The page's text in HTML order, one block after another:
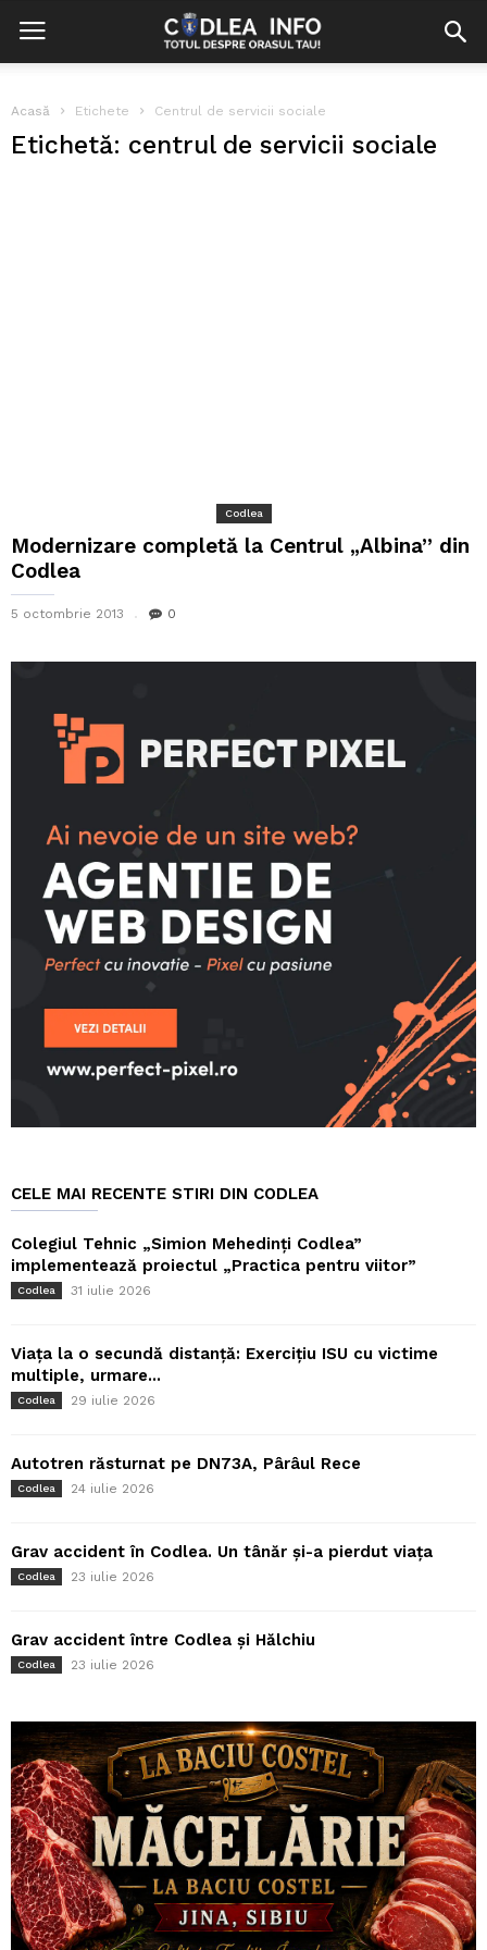
Acasă Etichete Centrul de servicii sociale
Etichetă: centrul de servicii sociale
Codlea
Modernizare completă la Centrul „Albina” din
Codlea
5 octombrie 2013 0
CELE MAI RECENTE STIRI DIN CODLEA
Colegiul Tehnic „Simion Mehedinți Codlea”
implementează proiectul „Practica pentru viitor”
Codlea 31 iulie 2026
Viața la o secundă distanță: Exercițiu ISU cu victime
multiple, urmare...
Codlea 29 iulie 2026
Autotren răsturnat pe DN73A, Pârâul Rece
Codlea 24 iulie 2026
Grav accident în Codlea. Un tânăr și-a pierdut viața
Codlea 23 iulie 2026
Grav accident între Codlea și Hălchiu
Codlea 23 iulie 2026